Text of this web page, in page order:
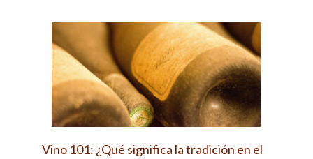
Vino 101: ¿Qué significa la tradición en el